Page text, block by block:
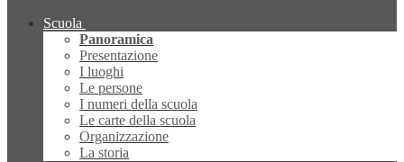
Scuola
Panoramica
Presentazione
I luoghi
Le persone
I numeri della scuola
Le carte della scuola
Organizzazione
La storia